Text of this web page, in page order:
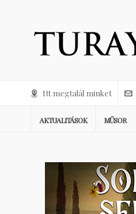
Itt megtalál minket
AKTUALITÁSOK MŰSOR